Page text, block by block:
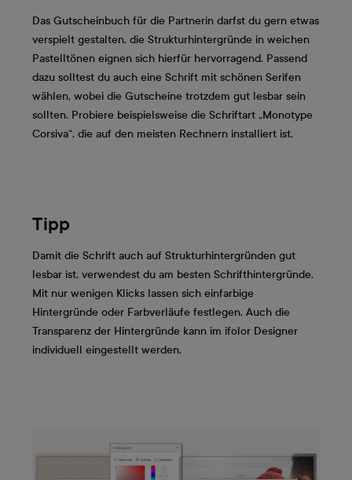
Das Gutscheinbuch für die Partnerin darfst du gern etwas
verspielt gestalten, die Strukturhintergründe in weichen
Pastelltönen eignen sich hierfür hervorragend. Passend
dazu solltest du auch eine Schrift mit schönen Serifen
wählen, wobei die Gutscheine trotzdem gut lesbar sein
sollten. Probiere beispielsweise die Schriftart „Monotype
Corsiva“, die auf den meisten Rechnern installiert ist.
Tipp
Damit die Schrift auch auf Strukturhintergründen gut
lesbar ist, verwendest du am besten Schrifthintergründe.
Mit nur wenigen Klicks lassen sich einfarbige
Hintergründe oder Farbverläufe festlegen. Auch die
Transparenz der Hintergründe kann im ifolor Designer
individuell eingestellt werden.